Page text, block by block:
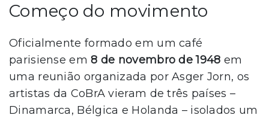
Começo do movimento
Oficialmente formado em um café
parisiense em8 de novembro de 1948 em
uma reunião organizada por Asger Jorn, os
artistas da CoBrA vieram de três países –
Dinamarca, Bélgica e Holanda – isolados um